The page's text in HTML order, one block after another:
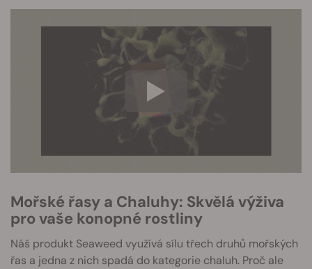
Mořské řasy a Chaluhy: Skvělá výživa
pro vaše konopné rostliny
Náš produkt Seaweed využívá sílu třech druhů mořských
řas a jedna z nich spadá do kategorie chaluh. Proč ale